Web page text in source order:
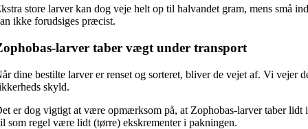
store larver kan dog veje helt op til halvandet gram, mens små
ikke forudsiges præcist.
larver taber vægt under transport
dine bestilte larver er renset og sorteret, bliver de vejet af. Vi vejer
skyld.
er dog vigtigt at være opmærksom på, at Zophobas-larver taber lidt
som regel være lidt (tørre) ekskrementer i pakningen.